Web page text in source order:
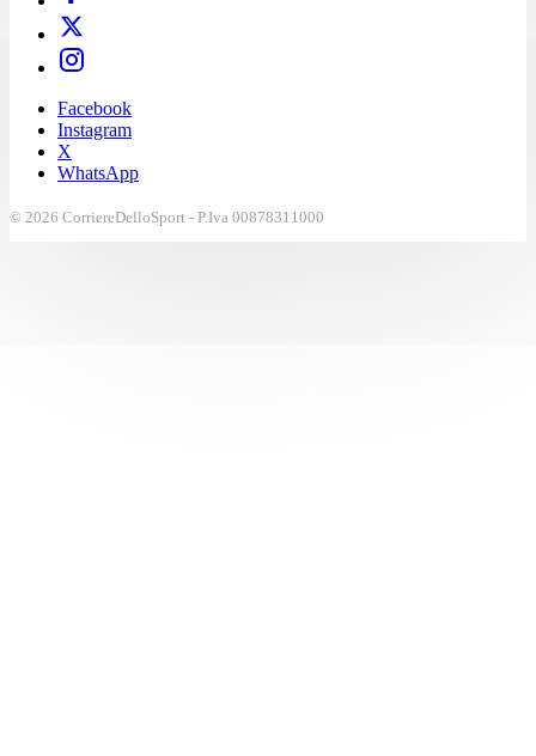
Facebook
Instagram
X
WhatsApp
© 2026 CorriereDelloSport - P.Iva 00878311000